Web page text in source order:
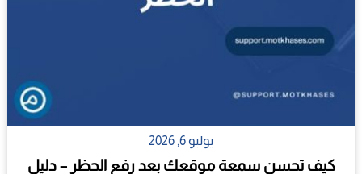
يوليو 6, 2026
كيف تحسن سمعة موقعك بعد رفع الحظر – دليل